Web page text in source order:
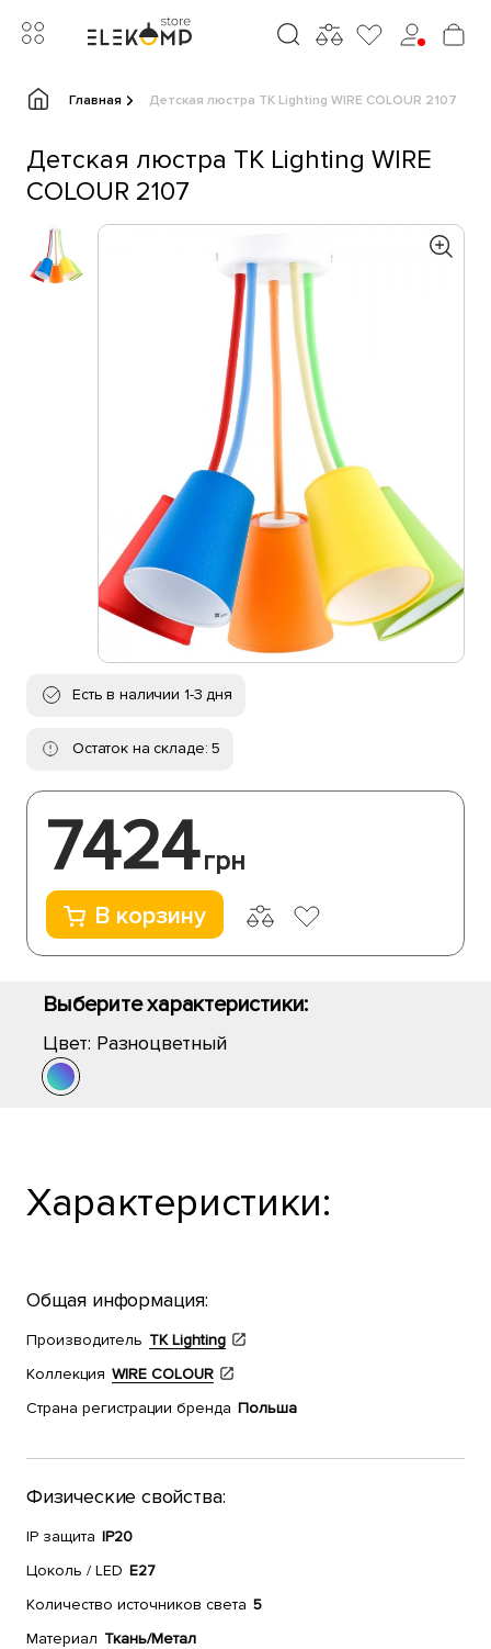
Главная Детская люстра TK Lighting WIRE COLOUR 2107
Детская люстра TK Lighting WIRE
COLOUR 2107
Есть в наличии 1-3 дня
Остаток на складе: 5
7424грн
В корзину
Выберите характеристики:
Цвет: Разноцветный
Характеристики:
Общая информация:
Производитель TK Lighting
Коллекция WIRE COLOUR
Страна регистрации бренда Польша
Физические свойства:
IP защита IP20
Цоколь / LED E27
Количество источников света 5
Материал Ткань/Метал